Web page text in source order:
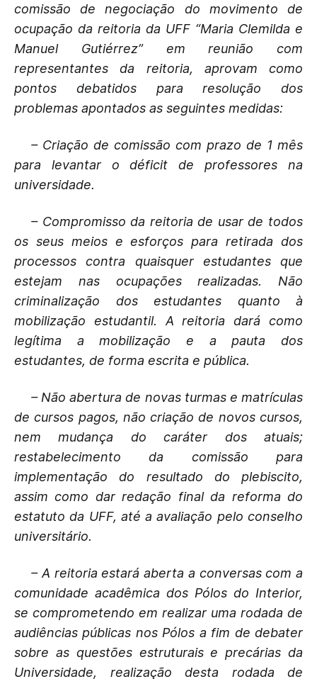
comissão de negociação do movimento de
ocupação da reitoria da UFF “Maria Clemilda e
Manuel Gutiérrez” em reunião com
representantes da reitoria, aprovam como
pontos debatidos para resolução dos
problemas apontados as seguintes medidas:
– Criação de comissão com prazo de 1 mês
para levantar o déficit de professores na
universidade.
– Compromisso da reitoria de usar de todos
os seus meios e esforços para retirada dos
processos contra quaisquer estudantes que
estejam nas ocupações realizadas. Não
criminalização dos estudantes quanto à
mobilização estudantil. A reitoria dará como
legítima a mobilização e a pauta dos
estudantes, de forma escrita e pública.
– Não abertura de novas turmas e matrículas
de cursos pagos, não criação de novos cursos,
nem mudança do caráter dos atuais;
restabelecimento da comissão para
implementação do resultado do plebiscito,
assim como dar redação final da reforma do
estatuto da UFF, até a avaliação pelo conselho
universitário.
– A reitoria estará aberta a conversas com a
comunidade acadêmica dos Pólos do Interior,
se comprometendo em realizar uma rodada de
audiências públicas nos Pólos a fim de debater
sobre as questões estruturais e precárias da
Universidade, realização desta rodada de